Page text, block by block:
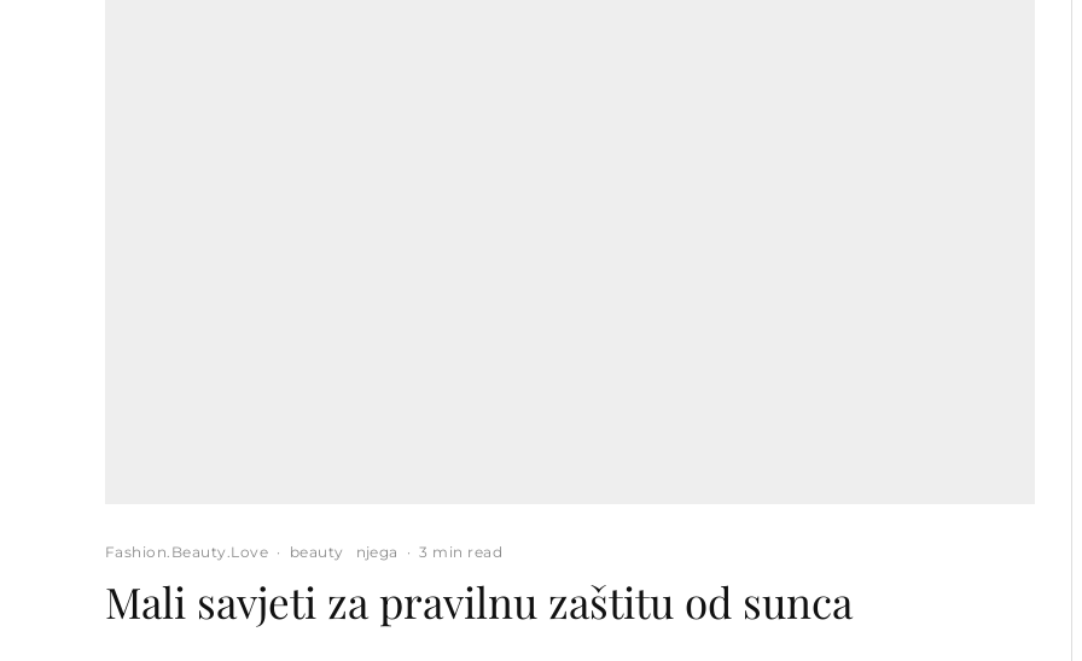
Fashion.Beauty.Love · beauty njega · 3 min read
Mali savjeti za pravilnu zaštitu od sunca